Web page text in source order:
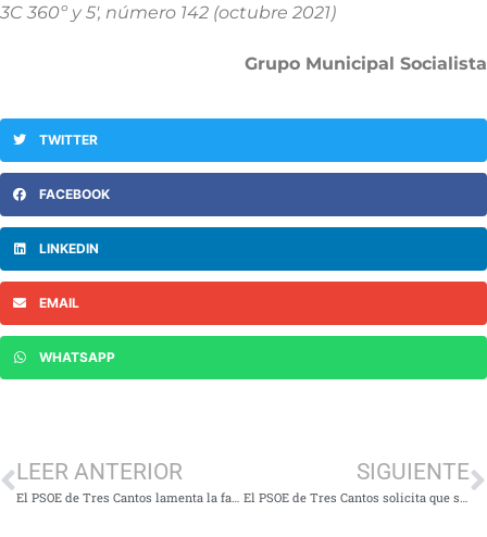
3C 360º y 5′, número 142 (octubre 2021)
Grupo Municipal Socialista
TWITTER
FACEBOOK
LINKEDIN
EMAIL
WHATSAPP
LEER ANTERIOR
El PSOE de Tres Cantos lamenta la falta de ambición del PP en la defensa de la movilidad sostenible y el cuidado del medioambiente
SIGUIENTE
El PSOE de Tres Cantos solicita que se visibilice la labor de las mujeres científicas poniendo sus nombres a calles del municipio